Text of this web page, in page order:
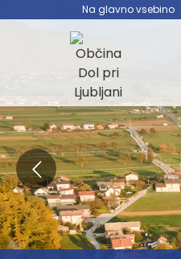
Na glavno vsebino